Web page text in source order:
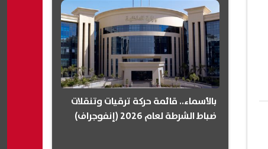
بالأسماء.. قائمة حركة ترقيات وتنقلات
ضباط الشرطة لعام 2026 (إنفوجراف)